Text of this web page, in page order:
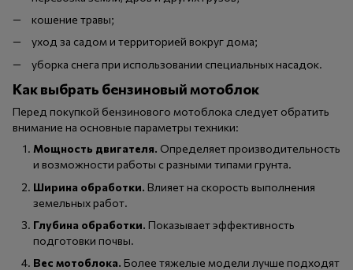
кошение травы;
уход за садом и территорией вокруг дома;
уборка снега при использовании специальных насадок.
Как выбрать бензиновый мотоблок
Перед покупкой бензинового мотоблока следует обратить
внимание на основные параметры техники:
Мощность двигателя. Определяет производительность
и возможности работы с разными типами грунта.
Ширина обработки. Влияет на скорость выполнения
земельных работ.
Глубина обработки. Показывает эффективность
подготовки почвы.
Вес мотоблока. Более тяжелые модели лучше подходят